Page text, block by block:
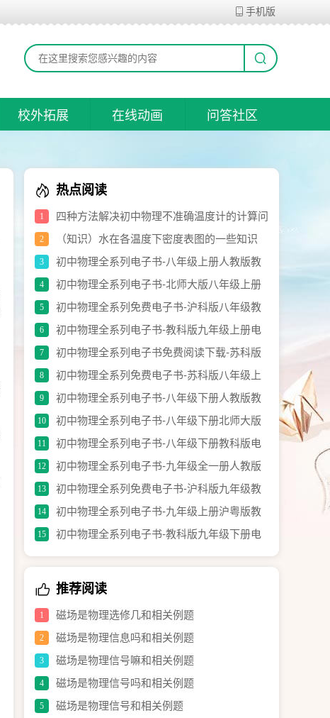
手机版
校外拓展 在线动画 问答社区
热点阅读
1
四种方法解决初中物理不准确温度计的计算问
题
2 （知识）水在各温度下密度表图的一些知识
3
初中物理全系列电子书-八年级上册人教版教
材（修订版）.pdf
4
初中物理全系列电子书-北师大版八年级上册
电子书.pdf
5
初中物理全系列免费电子书-沪科版八年级教
材电子书.pdf
6
初中物理全系列电子书-教科版九年级上册电
子教材.pdf
7
初中物理全系列电子书免费阅读下载-苏科版
九年级上册.pdf
8
初中物理全系列免费电子书-苏科版八年级上
册教材电子书.pdf
9
初中物理全系列电子书-八年级下册人教版教
材（修订版）.pdf
10
初中物理全系列电子书-八年级下册北师大版
电子课本.pdf
11
初中物理全系列电子书-八年级下册教科版电
子教材.pdf
12
初中物理全系列电子书-九年级全一册人教版
教材（修订版）.pdf
13
初中物理全系列免费电子书-沪科版九年级教
材电子书.pdf
14
初中物理全系列电子书-九年级上册沪粤版教
材.pdf
15
初中物理全系列电子书-教科版九年级下册电
子书.pdf
推荐阅读
1 磁场是物理选修几和相关例题
2 磁场是物理信息吗和相关例题
3 磁场是物理信号嘛和相关例题
4 磁场是物理信号吗和相关例题
5 磁场是物理信号和相关例题